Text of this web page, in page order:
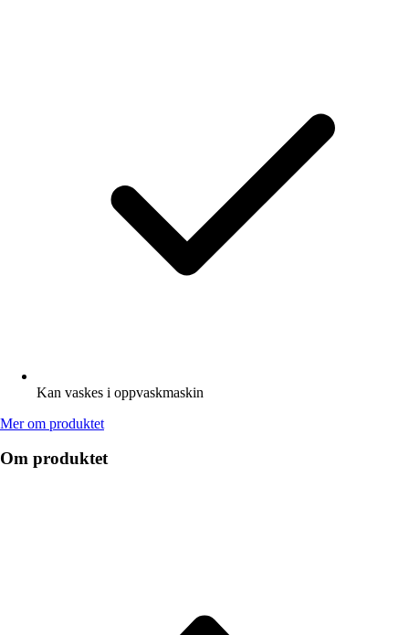
Kan vaskes i oppvaskmaskin
Mer om produktet
Om produktet